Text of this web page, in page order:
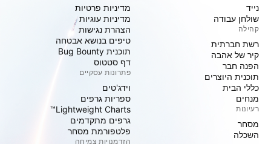
נייד
שולחן עבודה
קהילה
רשת חברתית
קיר של אהבה
הפנה חבר
תוכנית היוצרים
כללי הבית
מנחים
רעיונות
מסחר
השכלה
מדיניות פרטיות
מדיניות עוגיות
הצהרת נגישות
טיפים בנושא אבטחה
תוכנית Bug Bounty
דף סטטוס
פתרונות עסקיים
וידג'טים
ספריות גרפים
Lightweight Charts™
גרפים מתקדמים
פלטפורמת מסחר
הזדמנויות צמיחה